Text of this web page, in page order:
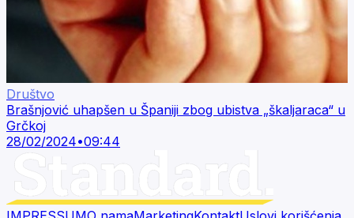
Društvo
Brašnjović uhapšen u Španiji zbog ubistva „škaljaraca“ u
Grčkoj
28/02/2024•09:44